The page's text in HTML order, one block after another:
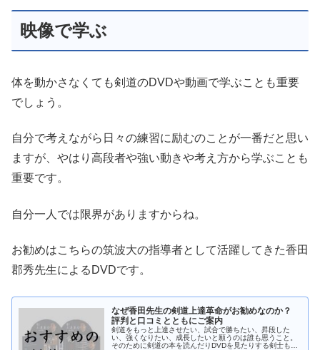
映像で学ぶ
体を動かさなくても剣道のDVDや動画で学ぶことも重要
でしょう。
自分で考えながら日々の練習に励むのことが一番だと思い
ますが、やはり高段者や強い動きや考え方から学ぶことも
重要です。
自分一人では限界がありますからね。
お勧めはこちらの筑波大の指導者として活躍してきた香田
郡秀先生によるDVDです。
なぜ香田先生の剣道上達革命がお勧めなのか？
評判と口コミとともにご案内
剣道をもっと上達させたい、試合で勝ちたい、昇段した
い、強くなりたい、成長したいと願うのは誰も思うこと。
そのために剣道の本を読んだりDVDを見たりする剣士も多